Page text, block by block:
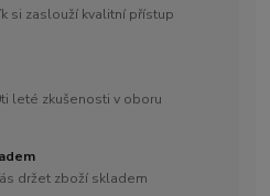
si zaslouží kvalitní přístup
leté zkušenosti v oboru
držet zboží skladem